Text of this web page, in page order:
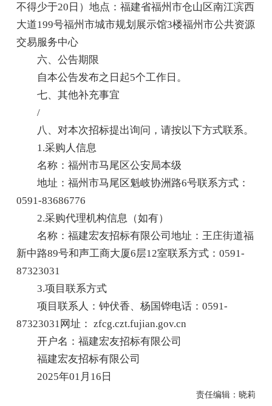
不得少于20日）地点：福建省福州市仓山区南江滨西
大道199号福州市城市规划展示馆3楼福州市公共资源
交易服务中心
六、公告期限
自本公告发布之日起5个工作日。
七、其他补充事宜
/
八、对本次招标提出询问，请按以下方式联系。
1.采购人信息
名称：福州市马尾区公安局本级
地址：福州市马尾区魁岐协洲路6号联系方式：
0591-83686776
2.采购代理机构信息（如有）
名称：福建宏友招标有限公司地址：王庄街道福
新中路89号和声工商大厦6层12室联系方式：0591-
87323031
3.项目联系方式
项目联系人：钟伏香、杨国铧电话：0591-
87323031网址： zfcg.czt.fujian.gov.cn
开户名：福建宏友招标有限公司
福建宏友招标有限公司
2025年01月16日
责任编辑：晓莉